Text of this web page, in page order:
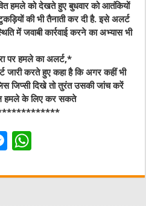
हमले को देखते हुए बुधवार को आतंकियों
की भी तैनाती कर दी है. इसे अलर्ट
में जवाबी कार्रवाई करने का अभ्यास भी
पर हमले का अलर्ट,*
जारी करते हुए कहा है कि अगर कहीं भी
जिप्सी दिखे तो तुरंत उसकी जांच करें
हमले के लिए कर सकते
M
ss at